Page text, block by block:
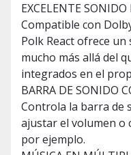
EXCELENTE
Compatible con
Polk React ofrece
mucho más allá del
integrados en el
BARRA DE SONIDO
Controla la barra de
ajustar el volumen o
por ejemplo.